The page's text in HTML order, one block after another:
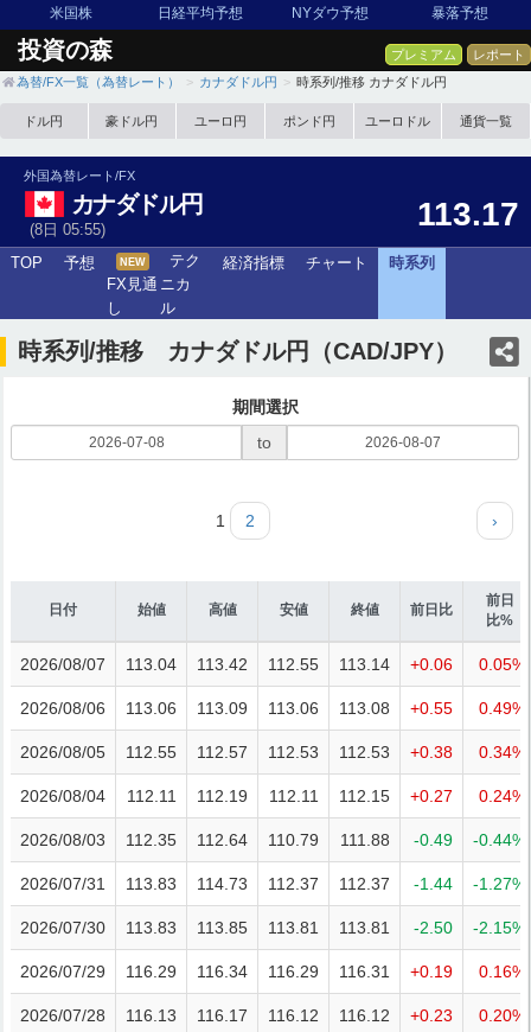
米国株 日経平均予想 NYダウ予想 暴落予想
投資の森 プレミアム
レポート
為替/FX一覧（為替レート）
カナダドル円 時系列/推移 カナダドル円
ドル円 豪ドル円 ユーロ円 ポンド円 ユーロドル 通貨一覧
外国為替レート/FX
カナダドル円
(8日 05:55) 113.17
TOP 予想 NEW
FX見通
し
テク
ニカ
ル
経済指標 チャート 時系列
時系列/推移 カナダドル円（CAD/JPY）
期間選択
to
1 2 ›
日付 始値 高値 安値 終値 前日比
前日
比%
2026/08/07 113.04 113.42 112.55 113.14 +0.06 0.05%
2026/08/06 113.06 113.09 113.06 113.08 +0.55 0.49%
2026/08/05 112.55 112.57 112.53 112.53 +0.38 0.34%
2026/08/04 112.11 112.19 112.11 112.15 +0.27 0.24%
2026/08/03 112.35 112.64 110.79 111.88 -0.49 -0.44%
2026/07/31 113.83 114.73 112.37 112.37 -1.44 -1.27%
2026/07/30 113.83 113.85 113.81 113.81 -2.50 -2.15%
2026/07/29 116.29 116.34 116.29 116.31 +0.19 0.16%
2026/07/28 116.13 116.17 116.12 116.12 +0.23 0.20%